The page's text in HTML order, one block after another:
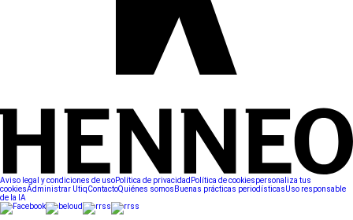
Aviso legal y condiciones de usoPolítica de privacidad Política de cookiespersonaliza tus
cookiesAdministrar UtiqContactoQuiénes somos Buenas prácticas periodísticasUso responsable
de la IA